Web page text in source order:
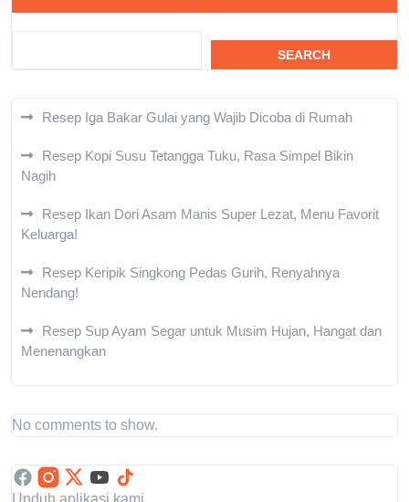
SEARCH
Resep Iga Bakar Gulai yang Wajib Dicoba di Rumah
Resep Kopi Susu Tetangga Tuku, Rasa Simpel Bikin
Nagih
Resep Ikan Dori Asam Manis Super Lezat, Menu Favorit
Keluarga!
Resep Keripik Singkong Pedas Gurih, Renyahnya
Nendang!
Resep Sup Ayam Segar untuk Musim Hujan, Hangat dan
Menenangkan
No comments to show.
Unduh aplikasi kami